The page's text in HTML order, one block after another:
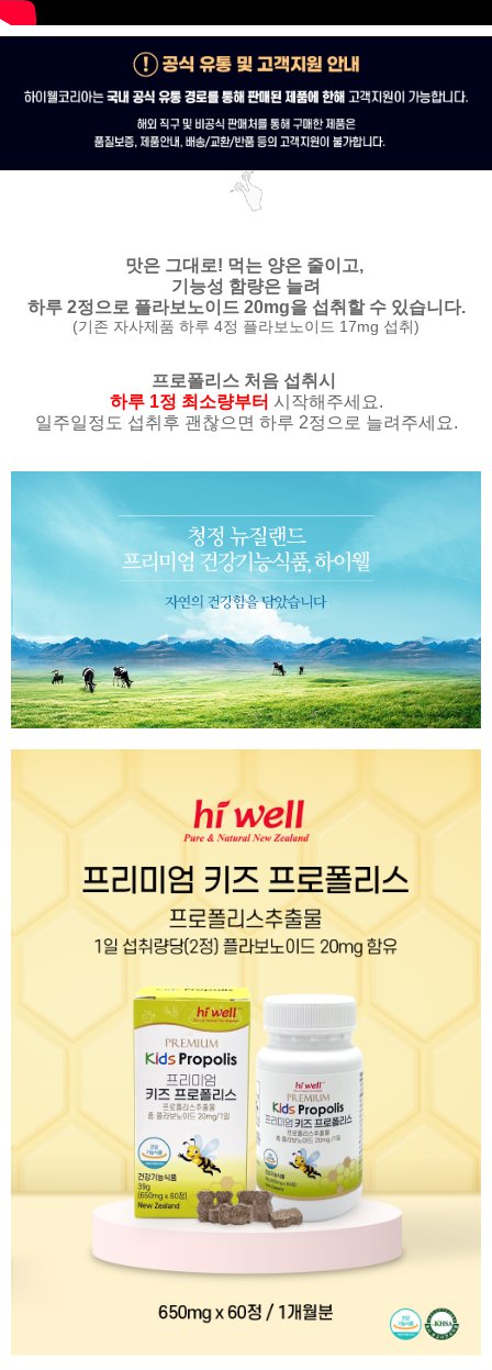
맛은 그대로! 먹는 양은 줄이고,
기능성 함량은 늘려
하루 2정으로 플라보노이드 20mg을 섭취할 수 있습니다.
(기존 자사제품 하루 4정 플라보노이드 17mg 섭취)
프로폴리스 처음 섭취시
하루 1정 최소량부터 시작해주세요.
일주일정도 섭취후 괜찮으면 하루 2정으로 늘려주세요.